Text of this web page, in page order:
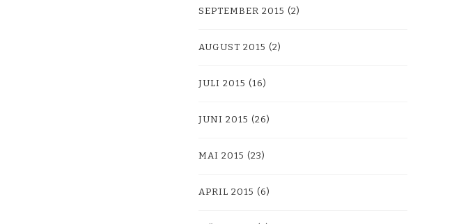
SEPTEMBER 2015 (2)
AUGUST 2015 (2)
JULI 2015 (16)
JUNI 2015 (26)
MAI 2015 (23)
APRIL 2015 (6)